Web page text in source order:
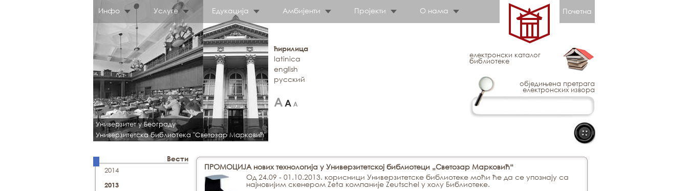
Инфо Услуге Едукација Амбијенти Пројекти О нама Почетна
Универзитет у Београду
Универзитетска библиотека "Светозар Марковић"
ћирилица
latinica
english
русский
електронски каталог
библиотеке
обједињена претрага
електронских извора
Вести
2014
2013
ПРОМОЦИЈА нових технологија у Универзитетској библиотеци „Светозар Марковић“
Од 24.09 - 01.10.2013. корисници Универзитетске библиотеке моћи ће да се упознају са
најновијим скенером Zeta компаније Zeutschel у холу Библиотеке.